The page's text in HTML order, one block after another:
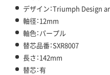
デザイン：Triumph Design
軸径：12mm
軸色：パープル
替芯品番：SXR8007
長さ：142mm
替芯：有